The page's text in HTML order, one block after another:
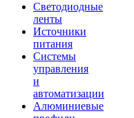
Светодиодные
ленты
Источники
питания
Системы
управления
и
автоматизации
Алюминиевые